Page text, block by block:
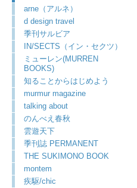
arne（アルネ）
d design travel
季刊サルビア
IN/SECTS（イン・セクツ）
ミューレン(MURREN
BOOKS)
知ることからはじめよう
murmur magazine
talking about
のんべえ春秋
雲遊天下
季刊誌 PERMANENT
THE SUKIMONO BOOK
montem
疾駆/chic